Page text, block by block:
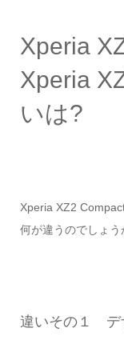
Xperia
Xperia
いは?
Xperia XZ2
何が違うのでしょう
違いその１ デ